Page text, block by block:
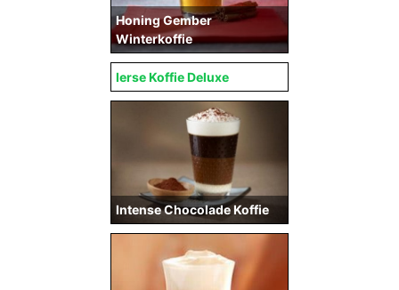
Honing Gember
Winterkoffie
Ierse Koffie Deluxe
Intense Chocolade Koffie